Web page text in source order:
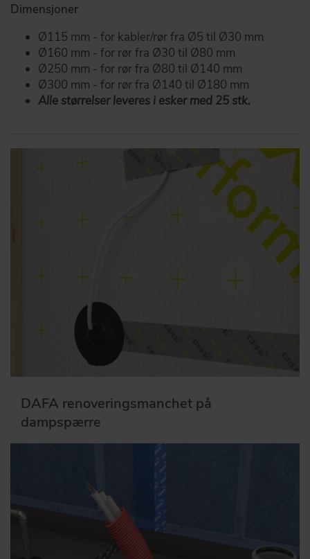
Dimensjoner
Ø115 mm - for kabler/rør fra Ø5 til Ø30 mm
Ø160 mm - for rør fra Ø30 til Ø80 mm
Ø250 mm - for rør fra Ø80 til Ø140 mm
Ø300 mm - for rør fra Ø140 til Ø180 mm
Alle størrelser leveres i esker med 25 stk.
DAFA renoveringsmanchet på
dampspærre